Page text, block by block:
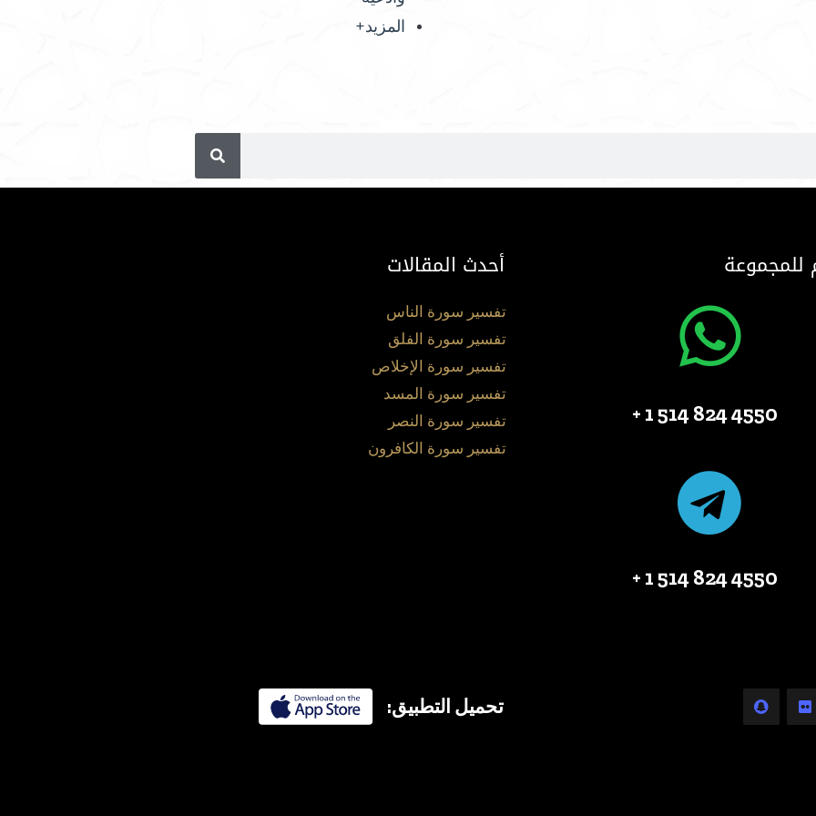
المزيد+
للمجموعة
4550 824 514 1 +
4550 824 514 1 +
أحدث المقالات
تفسير سورة الناس
تفسير سورة الفلق
تفسير سورة الإخلاص
تفسير سورة المسد
تفسير سورة النصر
تفسير سورة الكافرون
تحميل التطبيق: